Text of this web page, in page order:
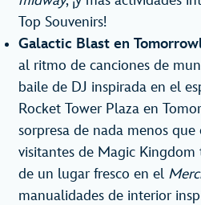
Top Souvenirs!
Galactic Blast en
al ritmo de canciones de
baile de DJ inspirada en el
Rocket Tower Plaza en
sorpresa de nada menos
visitantes de Magic
de un lugar fresco en el
manualidades de interior